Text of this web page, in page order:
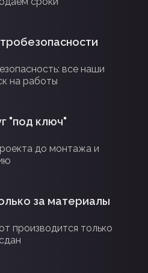
все наши
на работы
"под ключ"
до монтажа и
за материалы
производится только